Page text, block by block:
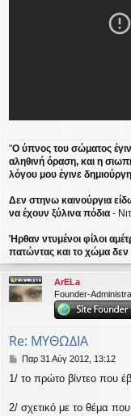
"Ο ύπνος του σώματος
αληθινή όραση, και η
λόγου μου έγινε
Δεν στηνω καινούργια
να έχουν ξύλινα πόδια -
Ήρθαν ντυμένοι φίλοι
πατώντας και το χώμα δεν
ArELa
Founder-
Re: ΜΥΘΩΔΙΑ
Δ
μ
σ
Παρ 31 Αύγ 2012, 13:12
1/ το πρώτο βίντεο που
2/ σχετικό με το θέμα που